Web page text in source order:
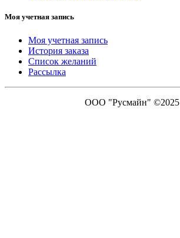
Моя учетная запись
Моя учетная запись
История заказа
Список желаний
Рассылка
ООО "Русмайн" ©2025